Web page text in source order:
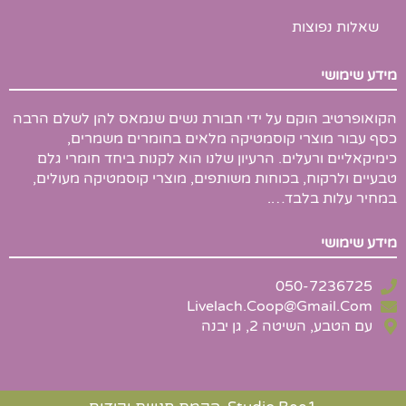
שאלות נפוצות
מידע שימושי
הקואופרטיב הוקם על ידי חבורת נשים שנמאס להן לשלם הרבה
כסף עבור מוצרי קוסמטיקה מלאים בחומרים משמרים,
כימיקאליים ורעלים. הרעיון שלנו הוא לקנות ביחד חומרי גלם
טבעיים ולרקוח, בכוחות משותפים, מוצרי קוסמטיקה מעולים,
במחיר עלות בלבד….
מידע שימושי
050-7236725
Livelach.Coop@Gmail.Com
עם הטבע, השיטה 2, גן יבנה